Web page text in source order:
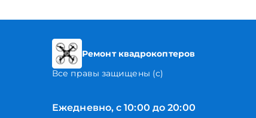
Ремонт квадрокоптеров
Все правы защищены (с)
Ежедневно, с 10:00 до 20:00